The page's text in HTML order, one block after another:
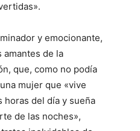
y emocionante,
amantes de la
que, como no podía
mujer que «vive
horas del día y sueña
de las noches»,